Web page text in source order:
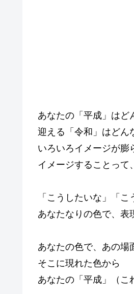
あなたの「平成」はど
迎える「令和」はどん
いろいろイメージが膨
イメージすることって
「こうしたいな」「
あなたなりの色で、表
あなたの色で、あの場
そこに現れた色から
あなたの「平成」（こ